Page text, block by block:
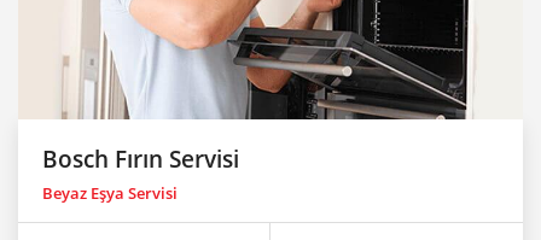
Bosch Fırın Servisi
Beyaz Eşya Servisi